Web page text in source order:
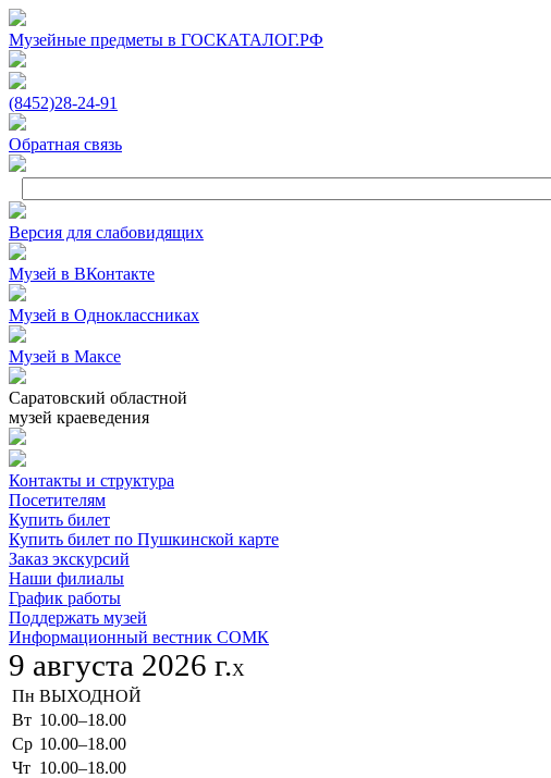
Музейные предметы в ГОСКАТАЛОГ.РФ
(8452)28‑24‑91
Обратная связь
Версия для слабовидящих
Музей в ВКонтакте
Музей в Одноклассниках
Музей в Максе
Саратовский областной
музей краеведения
Контакты и структура
Посетителям
Купить билет
Купить билет по Пушкинской карте
Заказ экскурсий
Наши филиалы
График работы
Поддержать музей
Информационный вестник СОМК
9 августа 2026 г.X
Пн ВЫХОДНОЙ
Вт 10.00–18.00
Ср 10.00–18.00
Чт 10.00–18.00